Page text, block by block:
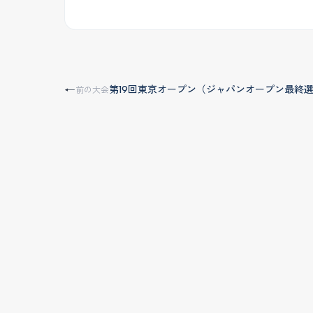
←前の大会第19回東京オープン（ジャパンオープン最終